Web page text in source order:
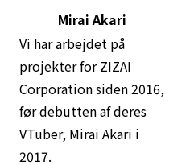
Mirai Akari
Vi har arbejdet på
projekter for ZIZAI
Corporation siden 2016,
før debutten af deres